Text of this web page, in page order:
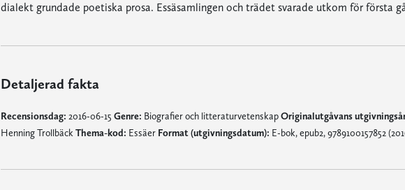
dialekt grundade poetiska prosa. Essäsamlingen och trädet svarade utkom för första
Detaljerad fakta
Recensionsdag: 2016-06-15 Genre: Biografier och litteraturvetenskapOriginalutgåvans
Henning Trollbäck Thema-kod: Essäer Format (utgivningsdatum): E-bok, epub2, 9789100157852